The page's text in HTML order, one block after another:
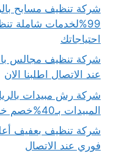
99%لخدمات شاملة
احتياجاتك
عند الاتصال اطلبنا الان
المبيدات بـ40%خصم خاص للمنازل والشقق والفلل
فوري عند الاتصال